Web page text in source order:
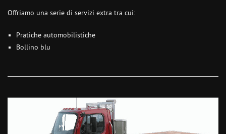
Offriamo una serie di servizi extra tra cui:
Pratiche automobilistiche
Bollino blu